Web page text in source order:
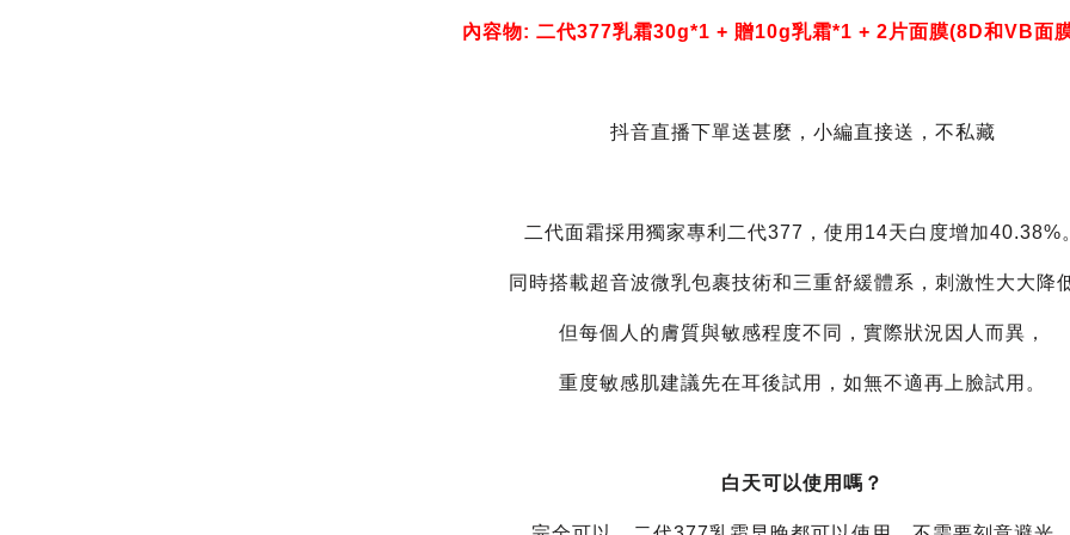
內容物: 二代377乳霜30g*1 + 贈10g乳霜*1 + 2片面膜(8D和VB面
抖音直播下單送甚麼，小編直接送，不私藏
二代面霜採用獨家專利二代377，使用14天白度增加40.38%。
同時搭載超音波微乳包裹技術和三重舒緩體系，刺激性大大降
但每個人的膚質與敏感程度不同，實際狀況因人而異，
重度敏感肌建議先在耳後試用，如無不適再上臉試用。
白天可以使用嗎？